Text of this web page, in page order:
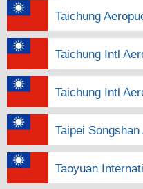
Taichung
Taichung Intl
Taichung Intl
Taipei
Taoyuan